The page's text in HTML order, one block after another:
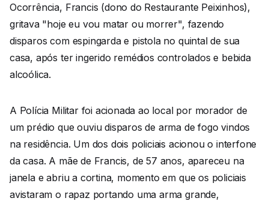
Ocorrência, Francis (dono do Restaurante Peixinhos),
gritava "hoje eu vou matar ou morrer", fazendo
disparos com espingarda e pistola no quintal de sua
casa, após ter ingerido remédios controlados e bebida
alcoólica.
A Polícia Militar foi acionada ao local por morador de
um prédio que ouviu disparos de arma de fogo vindos
na residência. Um dos dois policiais acionou o interfone
da casa. A mãe de Francis, de 57 anos, apareceu na
janela e abriu a cortina, momento em que os policiais
avistaram o rapaz portando uma arma grande,